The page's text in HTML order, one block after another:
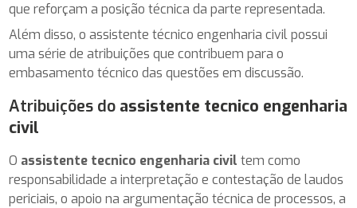
que reforçam a posição técnica da parte representada.
Além disso, o assistente técnico engenharia civil possui
uma série de atribuições que contribuem para o
embasamento técnico das questões em discussão.
Atribuições do assistente tecnico engenharia
civil
O assistente tecnico engenharia civil tem como
responsabilidade a interpretação e contestação de laudos
periciais, o apoio na argumentação técnica de processos, a